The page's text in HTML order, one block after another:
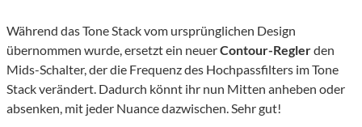
Während das Tone Stack vom ursprünglichen Design
übernommen wurde, ersetzt ein neuerContour-Reglerden
Mids-Schalter, der die Frequenz des Hochpassfilters im Tone
Stack verändert. Dadurch könnt ihr nun Mitten anheben oder
absenken, mit jeder Nuance dazwischen. Sehr gut!